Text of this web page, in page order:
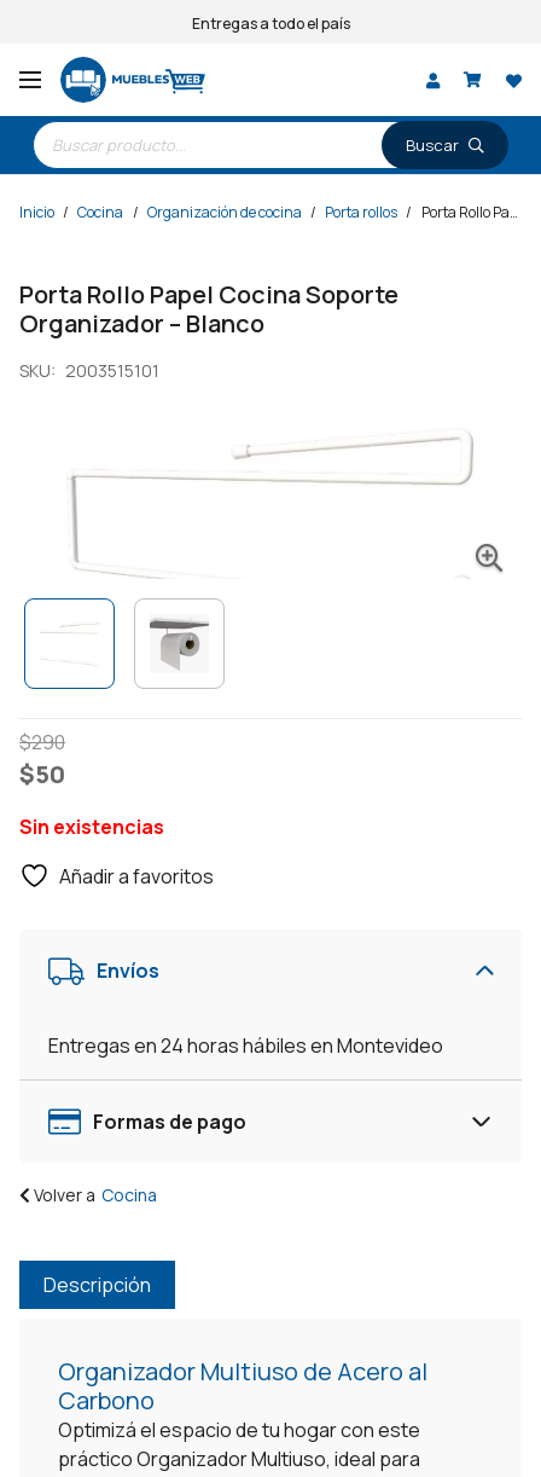
Entregas a todo el país
Búsqueda
de
productos
Inicio / Cocina / Organización de cocina / Porta rollos / Porta Rollo Papel Cocina Soporte Organizador – Blanco
Porta Rollo Papel Cocina Soporte
Organizador – Blanco
SKU: 2003515101
$290
El
precio
era:
$50
El
precio
es:
Sin existencias
Añadir a favoritos
Envíos
Entregas en 24 horas hábiles en Montevideo
Formas de pago
Volver a Cocina
Descripción
Organizador Multiuso de Acero al
Carbono
Optimizá el espacio de tu hogar con este
práctico Organizador Multiuso, ideal para